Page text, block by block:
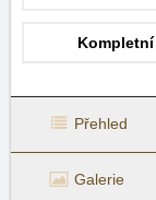
Přehled
Galerie